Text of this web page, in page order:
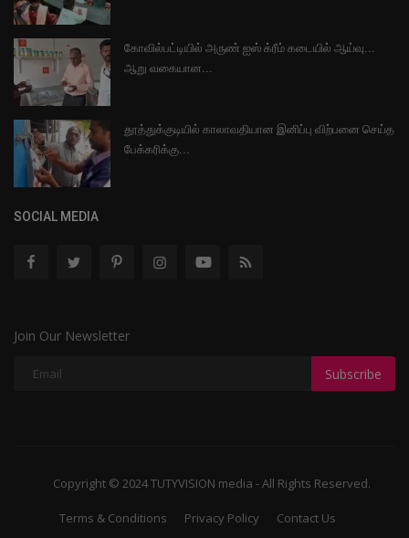
கோவில்பட்டியில் அருண் ஐஸ் க்ரீம் கடையில் ஆய்வு...
ஆறு வகையான...
தூத்துக்குடியில் காலாவதியான இனிப்பு விற்பனை செய்த
பேக்கரிக்கு...
SOCIAL MEDIA
Join Our Newsletter
Subscribe
Copyright © 2024 TUTYVISION media - All Rights Reserved.
Terms & Conditions Privacy Policy Contact Us